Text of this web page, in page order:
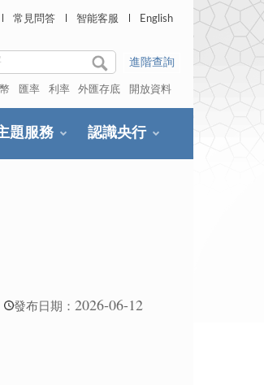
常見問答 智能客服 English
進階查詢
匯率 利率 外匯存底 開放資料
題服務 認識央行
發布日期： 2026-06-12